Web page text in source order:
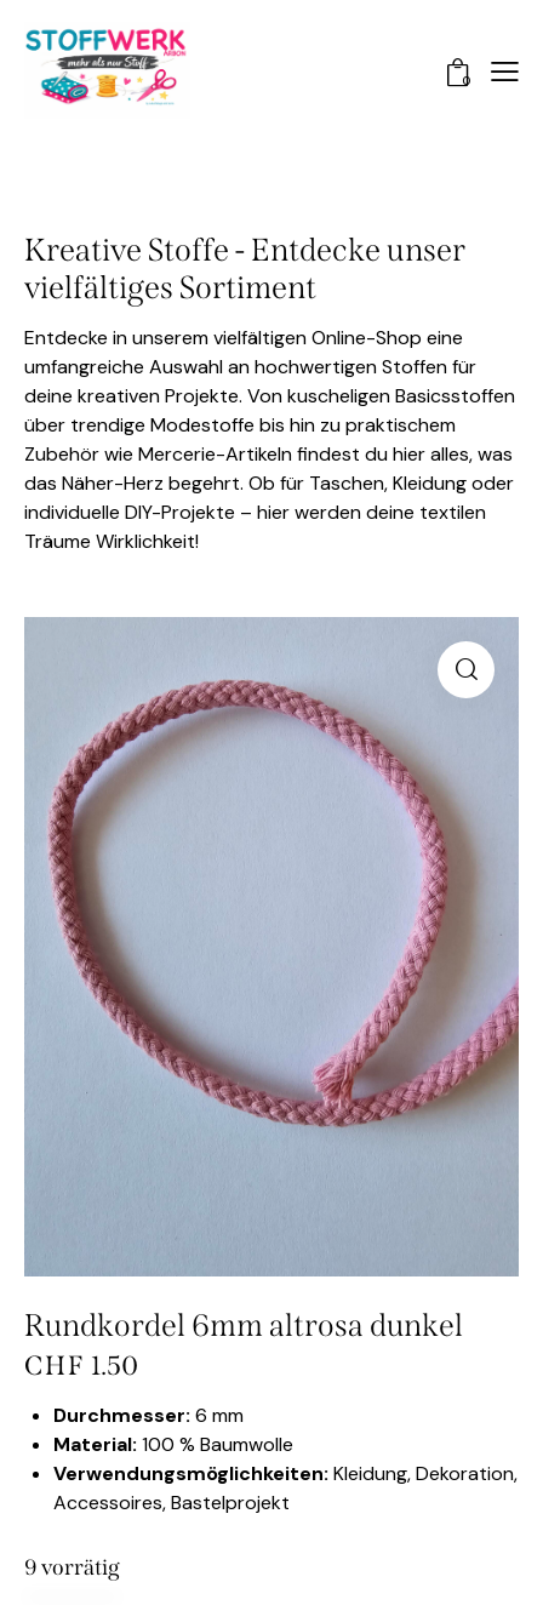
0
Kreative Stoffe - Entdecke unser
vielfältiges Sortiment
Entdecke in unserem vielfältigen Online-Shop eine
umfangreiche Auswahl an hochwertigen Stoffen für
deine kreativen Projekte. Von kuscheligen Basicsstoffen
über trendige Modestoffe bis hin zu praktischem
Zubehör wie Mercerie-Artikeln findest du hier alles, was
das Näher-Herz begehrt. Ob für Taschen, Kleidung oder
individuelle DIY-Projekte – hier werden deine textilen
Träume Wirklichkeit!
Rundkordel 6mm altrosa dunkel
CHF 1.50
Durchmesser: 6 mm
Material: 100 % Baumwolle
Verwendungsmöglichkeiten: Kleidung, Dekoration,
Accessoires, Bastelprojekt
9 vorrätig